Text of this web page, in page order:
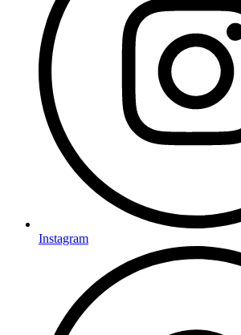
Instagram